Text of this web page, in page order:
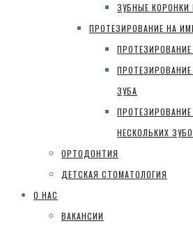
ЗУБНЫЕ КОРОНКИ
ПРОТЕЗИРОВАНИЕ НА
ЗУБА
НЕСКОЛЬКИХ
ОРТОДОНТИЯ
ДЕТСКАЯ СТОМАТОЛОГИЯ
О НАС
ВАКАНСИИ